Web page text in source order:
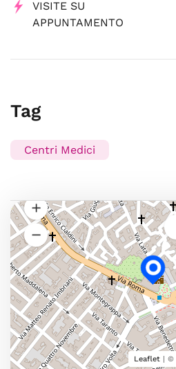
VISITE SU
APPUNTAMENTO
Tag
Centri Medici
Leaflet | ©